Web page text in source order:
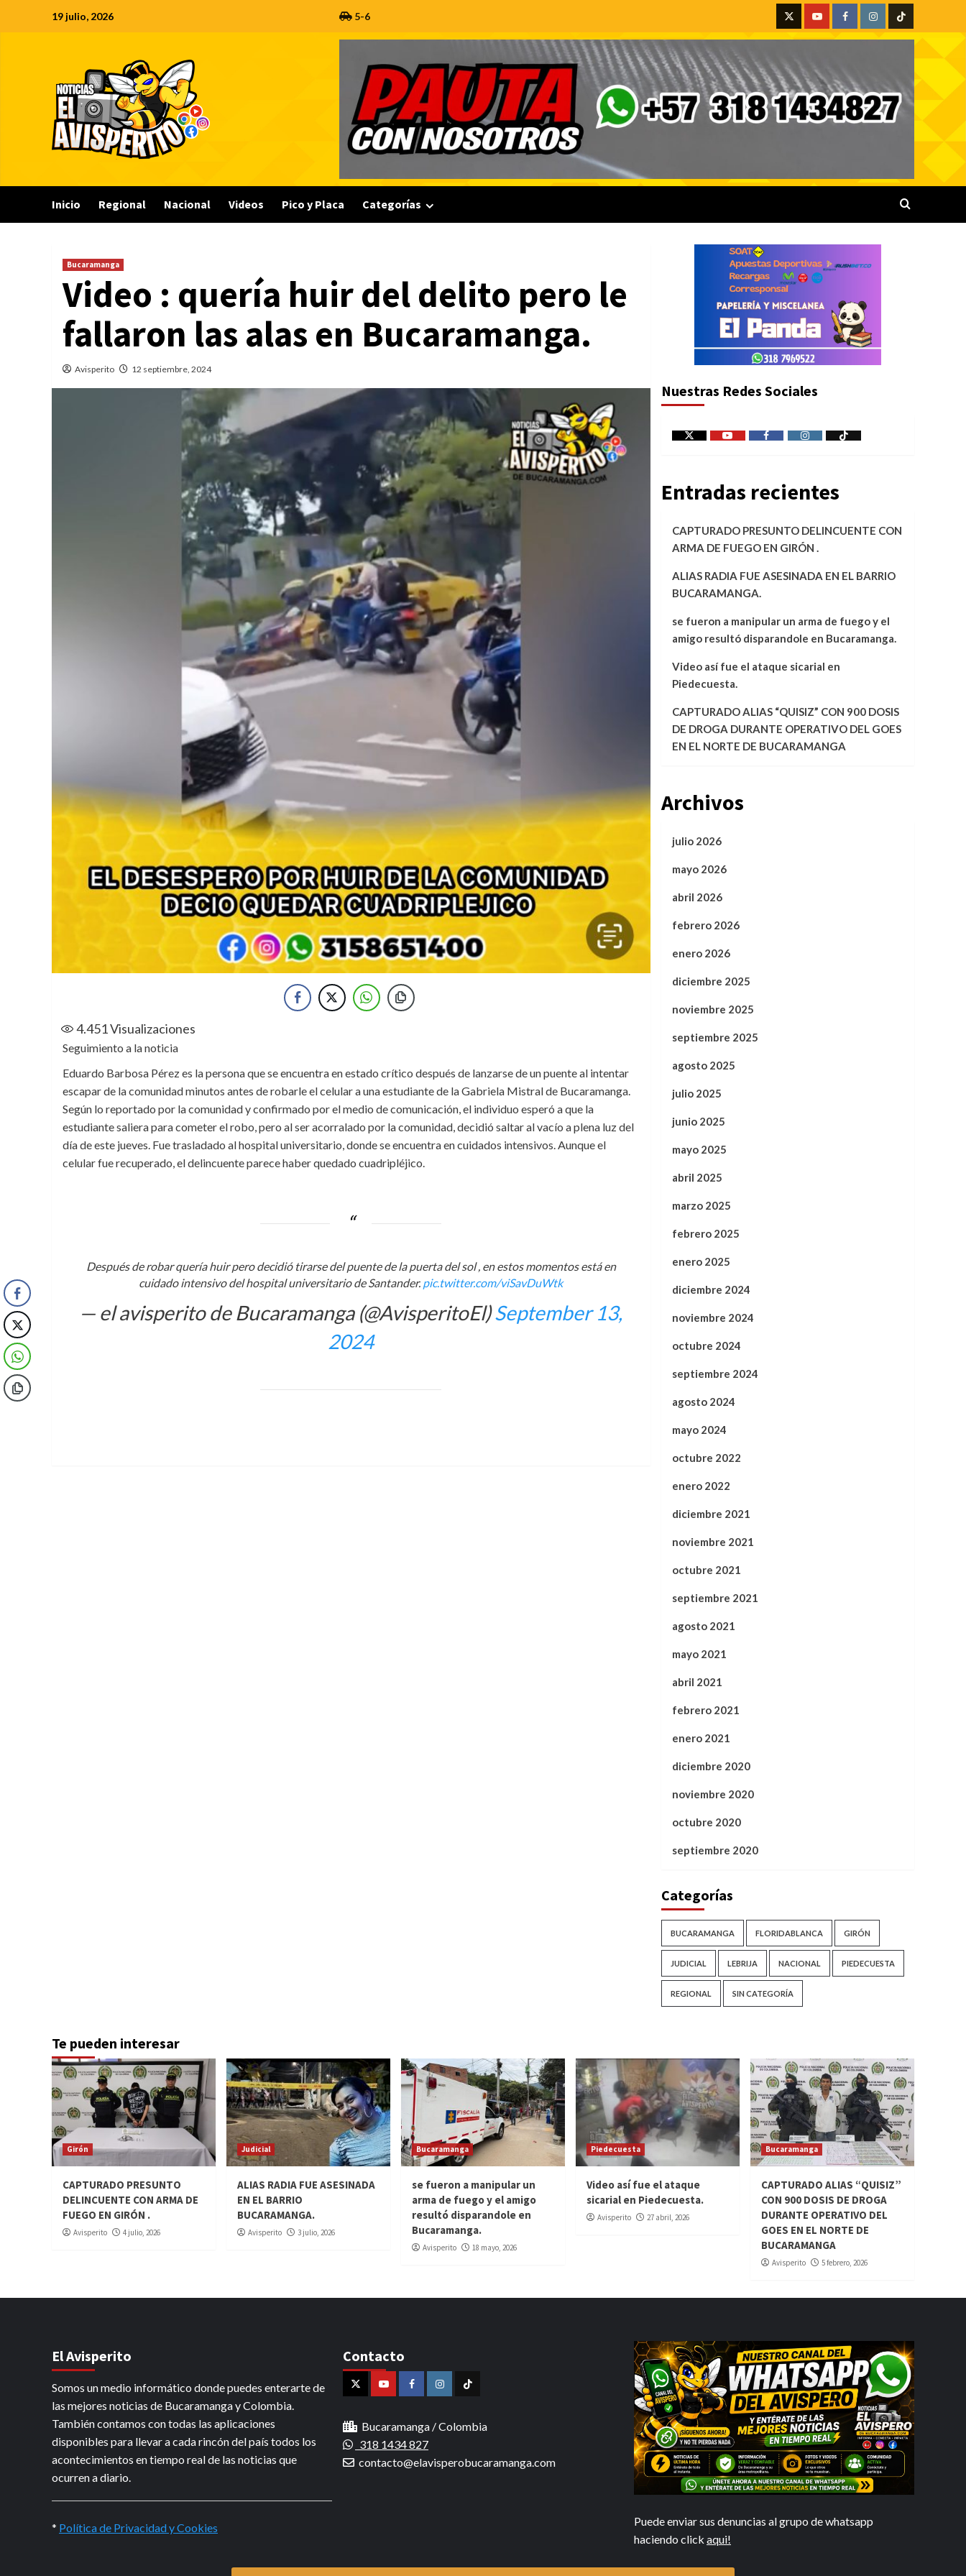
19 julio, 2026 5-6
X YoutubeFacebookInstagramTiktok
Inicio Regional Nacional Videos Pico y Placa Categorías
Bucaramanga
Video : quería huir del delito pero le
fallaron las alas en Bucaramanga.
Avisperito 12 septiembre, 2024
4.451Visualizaciones
Seguimiento a la noticia
Eduardo Barbosa Pérez es la persona que se encuentra en estado crítico después de lanzarse de un puente al intentar
escapar de la comunidad minutos antes de robarle el celular a una estudiante de la Gabriela Mistral de Bucaramanga.
Según lo reportado por la comunidad y confirmado por el medio de comunicación, el individuo esperó a que la
estudiante saliera para cometer el robo, pero al ser acorralado por la comunidad, decidió saltar al vacío a plena luz del
día de este jueves. Fue trasladado al hospital universitario, donde se encuentra en cuidados intensivos. Aunque el
celular fue recuperado, el delincuente parece haber quedado cuadripléjico.
Después de robar quería huir pero decidió tirarse del puente de la puerta del sol , en estos momentos está en
cuidado intensivo del hospital universitario de Santander. pic.twitter.com/viSavDuWtk
— el avisperito de Bucaramanga (@AvisperitoEl)September 13,
2024
Nuestras Redes Sociales
X YoutubeFacebookInstagramTiktok
Entradas recientes
CAPTURADO PRESUNTO DELINCUENTE CON
ARMA DE FUEGO EN GIRÓN .
ALIAS RADIA FUE ASESINADA EN EL BARRIO
BUCARAMANGA.
se fueron a manipular un arma de fuego y el
amigo resultó disparandole en Bucaramanga.
Video así fue el ataque sicarial en
Piedecuesta.
CAPTURADO ALIAS “QUISIZ” CON 900 DOSIS
DE DROGA DURANTE OPERATIVO DEL GOES
EN EL NORTE DE BUCARAMANGA
Archivos
julio 2026
mayo 2026
abril 2026
febrero 2026
enero 2026
diciembre 2025
noviembre 2025
septiembre 2025
agosto 2025
julio 2025
junio 2025
mayo 2025
abril 2025
marzo 2025
febrero 2025
enero 2025
diciembre 2024
noviembre 2024
octubre 2024
septiembre 2024
agosto 2024
mayo 2024
octubre 2022
enero 2022
diciembre 2021
noviembre 2021
octubre 2021
septiembre 2021
agosto 2021
mayo 2021
abril 2021
febrero 2021
enero 2021
diciembre 2020
noviembre 2020
octubre 2020
septiembre 2020
Categorías
BUCARAMANGA FLORIDABLANCA GIRÓN
JUDICIAL LEBRIJA NACIONAL PIEDECUESTA
REGIONAL SIN CATEGORÍA
Te pueden interesar
Girón
CAPTURADO PRESUNTO
DELINCUENTE CON ARMA DE
FUEGO EN GIRÓN .
Avisperito 4 julio, 2026
Judicial
ALIAS RADIA FUE ASESINADA
EN EL BARRIO
BUCARAMANGA.
Avisperito 3 julio, 2026
Bucaramanga
se fueron a manipular un
arma de fuego y el amigo
resultó disparandole en
Bucaramanga.
Avisperito 18 mayo, 2026
Piedecuesta
Video así fue el ataque
sicarial en Piedecuesta.
Avisperito 27 abril, 2026
Bucaramanga
CAPTURADO ALIAS “QUISIZ”
CON 900 DOSIS DE DROGA
DURANTE OPERATIVO DEL
GOES EN EL NORTE DE
BUCARAMANGA
Avisperito 5 febrero, 2026
El Avisperito
Somos un medio informático donde puedes enterarte de
las mejores noticias de Bucaramanga y Colombia.
También contamos con todas las aplicaciones
disponibles para llevar a cada rincón del país todos los
acontecimientos en tiempo real de las noticias que
ocurren a diario.
* Política de Privacidad y Cookies
Contacto
X YoutubeFacebookInstagramTiktok
Bucaramanga / Colombia
318 1434 827
contacto@elavisperobucaramanga.com
Puede enviar sus denuncias al grupo de whatsapp
haciendo click aqui!